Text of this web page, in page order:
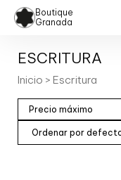
Boutique
Granada
ESCRITURA
Inicio > Escritura